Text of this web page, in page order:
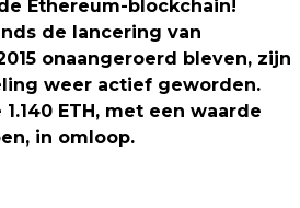
Ethereum-blockchain!
de lancering van
onaangeroerd bleven, zijn
weer actief geworden.
ETH, met een waarde
in omloop.